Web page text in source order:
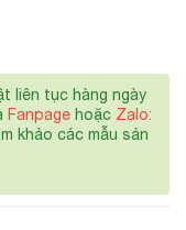
liên tục hàng ngày
Fanpage hoặc Zalo:
khảo các mẫu sản